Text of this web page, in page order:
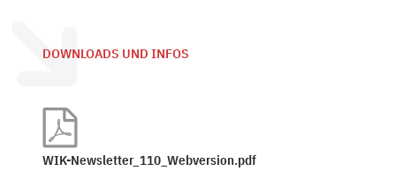
DOWNLOADS UND INFOS
WIK-Newsletter_110_Webversion.pdf